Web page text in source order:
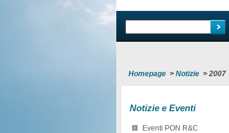
PROGRAMMA
Homepage > Notizie > 2007
Notizie e Eventi
Eventi PON R&C